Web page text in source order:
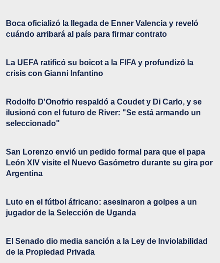
Boca oficializó la llegada de Enner Valencia y reveló
cuándo arribará al país para firmar contrato
La UEFA ratificó su boicot a la FIFA y profundizó la
crisis con Gianni Infantino
Rodolfo D'Onofrio respaldó a Coudet y Di Carlo, y se
ilusionó con el futuro de River: "Se está armando un
seleccionado"
San Lorenzo envió un pedido formal para que el papa
León XIV visite el Nuevo Gasómetro durante su gira por
Argentina
Luto en el fútbol áfricano: asesinaron a golpes a un
jugador de la Selección de Uganda
El Senado dio media sanción a la Ley de Inviolabilidad
de la Propiedad Privada